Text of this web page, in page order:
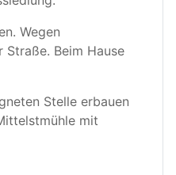
Wegen
Straße. Beim Hause
Stelle erbauen
mit